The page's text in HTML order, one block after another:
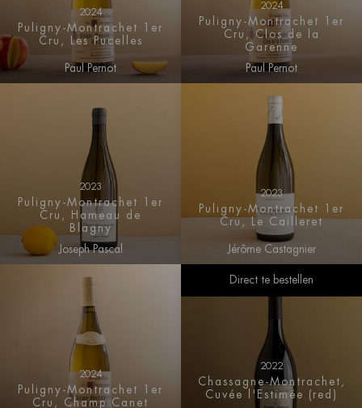
2024
Puligny-Montrachet 1er
Cru, Les Pucelles
Paul Pernot
2024
Puligny-Montrachet 1er
Cru, Clos de la
Garenne
Paul Pernot
2023
Puligny-Montrachet 1er
Cru, Hameau de
Blagny
Joseph Pascal
2023
Puligny-Montrachet 1er
Cru, Le Cailleret
Jérôme Castagnier
2024
Puligny-Montrachet 1er
Cru, Champ Canet
Direct te bestellen
2022
Chassagne-Montrachet,
Cuvée l'Estimée (red)